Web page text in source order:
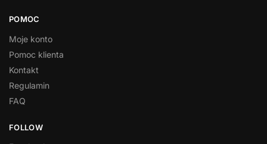
POMOC
Moje konto
Pomoc klienta
Kontakt
Regulamin
FAQ
FOLLOW